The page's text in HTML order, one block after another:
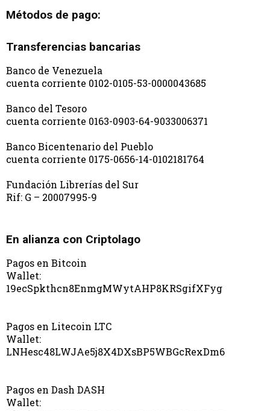
Métodos de pago:
Transferencias bancarias
Banco de Venezuela
cuenta corriente 0102-0105-53-0000043685
Banco del Tesoro
cuenta corriente 0163-0903-64-9033006371
Banco Bicentenario del Pueblo
cuenta corriente 0175-0656-14-0102181764
Fundación Librerías del Sur
Rif: G – 20007995-9
En alianza con Criptolago
Pagos en Bitcoin
Wallet:
19ecSpkthcn8EnmgMWytAHP8KRSgifXFyg
Pagos en Litecoin LTC
Wallet:
LNHesc48LWJAe5j8X4DXsBP5WBGcRexDm6
Pagos en Dash DASH
Wallet: